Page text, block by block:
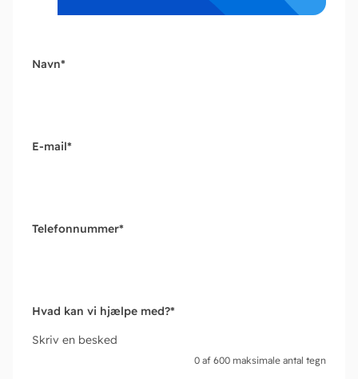
Navn*
E-mail*
Telefonnummer*
Hvad kan vi hjælpe med?*
Skriv en besked
0 af 600 maksimale antal tegn